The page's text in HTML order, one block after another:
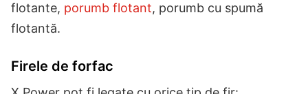
flotante, porumb flotant, porumb cu spumă
flotantă.
Firele de forfac